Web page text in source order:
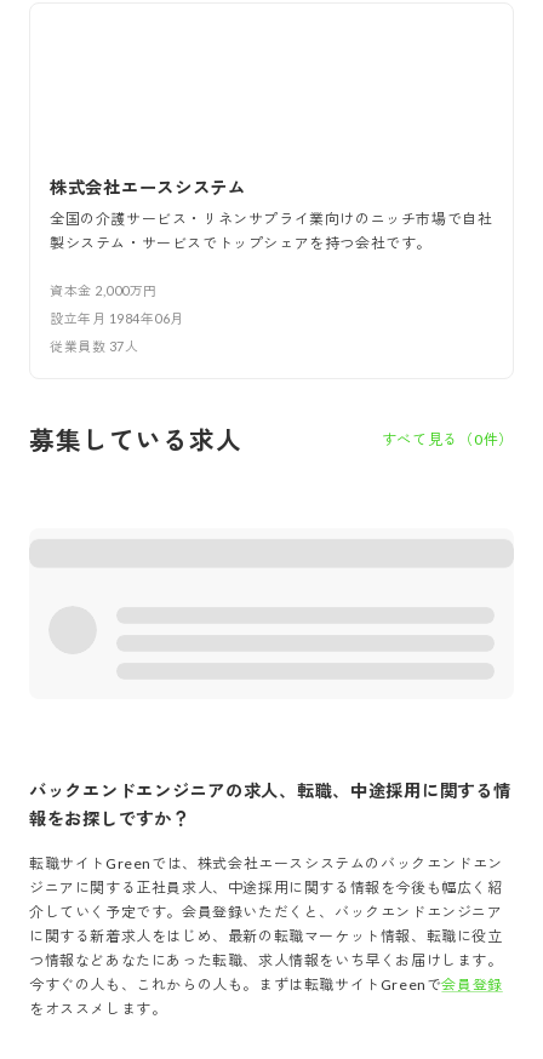
株式会社エースシステム
全国の介護サービス・リネンサプライ業向けのニッチ市場で自社
製システム・サービスでトップシェアを持つ会社です。
資本金 2,000万円
設立年月 1984年06月
従業員数 37 人
募集している求人 すべて見る（0件）
バックエンドエンジニアの求人、転職、中途採用に関する情
報をお探しですか？
転職サイトGreenでは、 株式会社エースシステム の バックエンドエン
ジニア に関する正社員求人、中途採用に関する情報を今後も幅広く紹
介していく予定です。会員登録いただくと、 バックエンドエンジニア
に関する新着求人をはじめ、最新の転職マーケット情報、転職に役立
つ情報などあなたにあった転職、求人情報をいち早くお届けします。
今すぐの人も、これからの人も。まずは転職サイトGreenで会員登録
をオススメします。